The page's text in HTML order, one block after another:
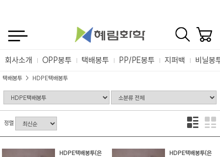
회사소개 OPP봉투 택배봉투 PP/PE봉투 지퍼백 비닐봉
택배봉투 HDPE택배봉투
정렬
HDPE택배봉투(은
HDPE택배봉투(은